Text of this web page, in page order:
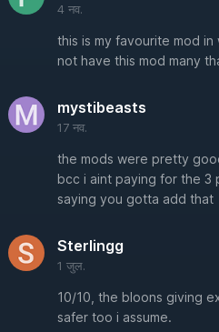
4 नव.
this is my favourite mod
not have this mod many
mystibeasts
17 नव.
the mods were pretty
bcc i aint paying for the 3
saying you gotta add that
Sterlingg
1 जुल.
10/10, the bloons giving
safer too i assume.